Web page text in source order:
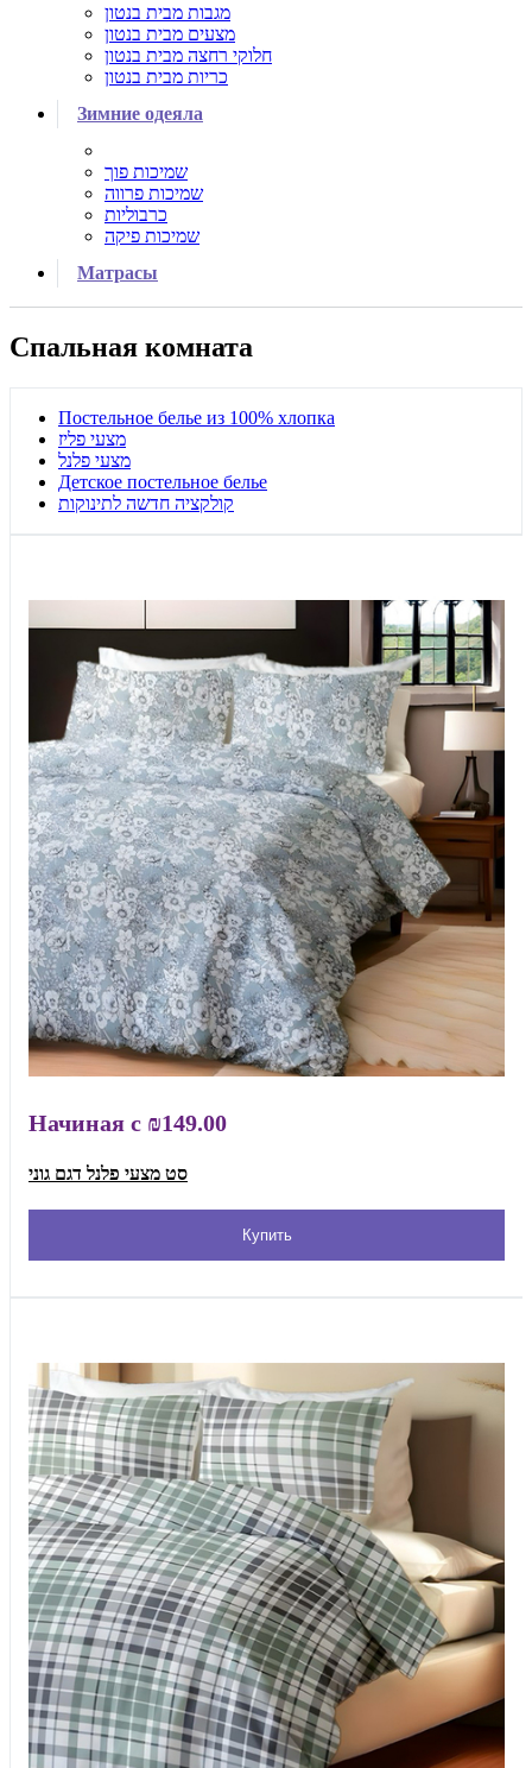
מגבות מבית בנטון
מצעים מבית בנטון
חלוקי רחצה מבית בנטון
כריות מבית בנטון
Зимние одеяла
שמיכות פוך
שמיכות פרווה
כרבוליות
שמיכות פיקה
Матрасы
Спальная комната
Постельное белье из 100% хлопка
מצעי פליז
מצעי פלנל
Детское постельное белье
קולקציה חדשה לתינוקות
Начиная с ₪149.00
סט מצעי פלנל דגם גוני
Купить